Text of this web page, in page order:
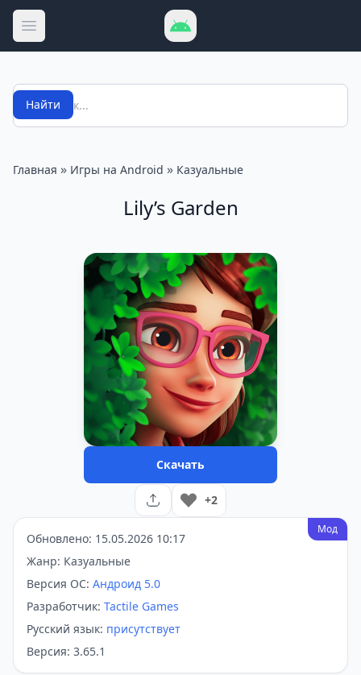
Открыть меню
Поиск
Найти
Главная » Игры на Android » Казуальные
Lily’s Garden
Скачать
+2
Мод
Обновлено: 15.05.2026 10:17
Жанр: Казуальные
Версия ОС: Андроид 5.0
Разработчик: Tactile Games
Русский язык: присутствует
Версия: 3.65.1